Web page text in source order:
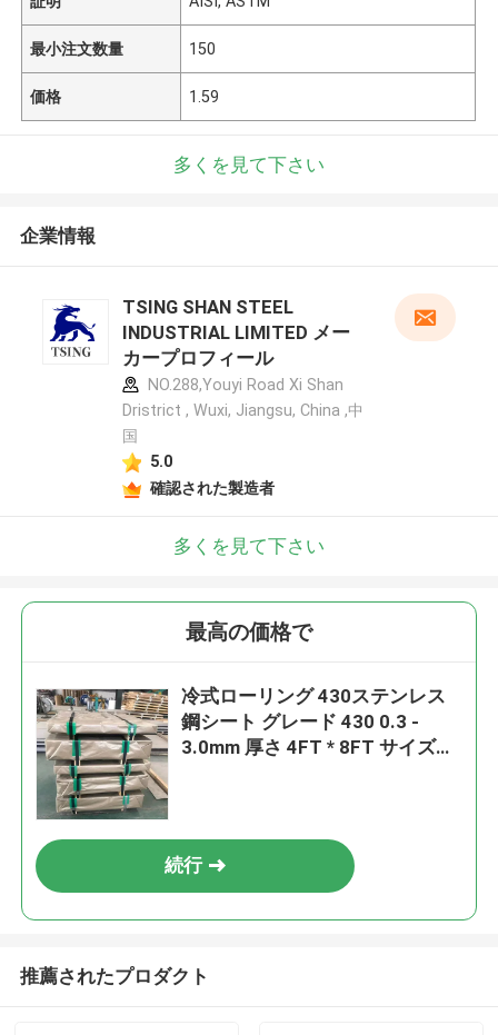
最小注文数量 150
価格 1.59
多くを見て下さい
企業情報
TSING SHAN STEEL
INDUSTRIAL LIMITED メー
カープロフィール
NO.288,Youyi Road Xi Shan
Dristrict , Wuxi, Jiangsu, China ,中
国
5.0
確認された製造者
多くを見て下さい
最高の価格で
冷式ローリング 430ステンレス
鋼シート グレード 430 0.3 -
3.0mm 厚さ 4FT * 8FT サイズ
続行
推薦されたプロダクト